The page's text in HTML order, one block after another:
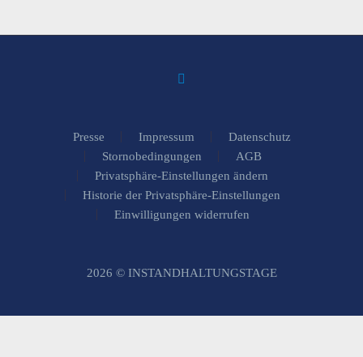
Presse Impressum
Datenschutz
Stornobedingungen
AGB
Privatsphäre-Einstellungen ändern
Historie der Privatsphäre-Einstellungen
Einwilligungen widerrufen
2026 © INSTANDHALTUNGSTAGE